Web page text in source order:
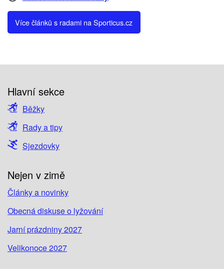
Více článků s radami na Sporticus.cz
Hlavní sekce
Běžky
Rady a tipy
Sjezdovky
Nejen v zimě
Články a novinky
Obecná diskuse o lyžování
Jarní prázdniny 2027
Velikonoce 2027